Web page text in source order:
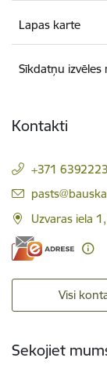
Lapas karte
Sīkdatņu izvēles
Kontakti
+371
E-pasts:
Uzvaras iela
Visi
Sekojiet